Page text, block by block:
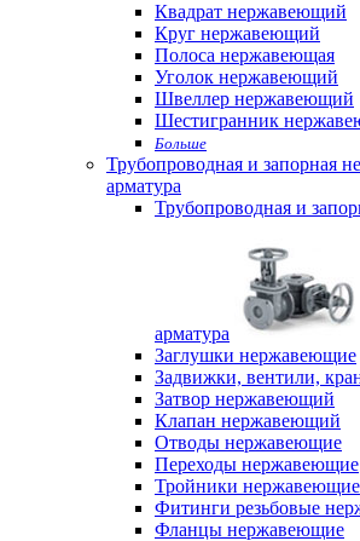
Квадрат нержавеющий
Круг нержавеющий
Полоса нержавеющая
Уголок нержавеющий
Швеллер нержавеющий
Шестигранник
Больше
Трубопроводная и запорная
арматура
Трубопроводная и
арматура
Заглушки нержавеющие
Задвижки, вентили,
Затвор нержавеющий
Клапан нержавеющий
Отводы нержавеющие
Переходы нержавеющие
Тройники нержавеющие
Фитинги резьбовые
Фланцы нержавеющие